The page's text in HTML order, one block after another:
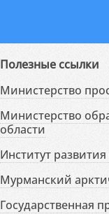
Полезные ссылки
Министерство
Министерство
области
Институт
Мурманский
Государственная